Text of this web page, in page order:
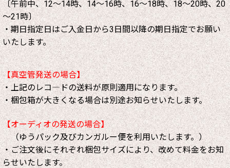
〔午前中、12～14時、14～16時、16～18時、18～20時、20
～21時〕
・期日指定日はご入金日から3日間以降の期日指定でお願い
いたします。
【真空管発送の場合】
・上記のレコ―ドの送料が原則適用になります。
・梱包箱が大きくなる場合は別途お知らせいたします。
【オーディオの発送の場合】
（ゆうパック及びカンガルー便を利用いたします。）
・ご注文後にそれぞれ梱包サイズにより、改めて料金をお知
らせいたします。